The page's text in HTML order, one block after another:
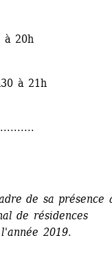
à 20h
à 21h
de sa présence
de résidences
2019.